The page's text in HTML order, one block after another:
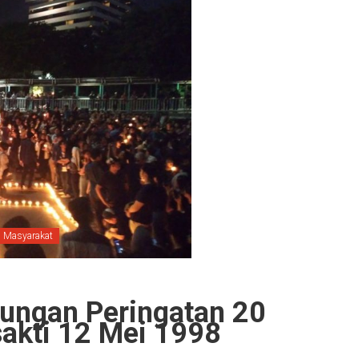
Masyarakat
Peringatan 20
12 Mei 1998